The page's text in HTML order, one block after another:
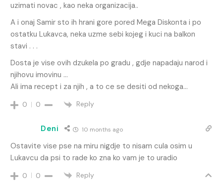
uzimati novac , kao neka organizacija..
A i onaj Samir sto ih hrani gore pored Mega Diskonta i po
ostatku Lukavca, neka uzme sebi kojeg i kuci na balkon
stavi . . .
Dosta je vise ovih dzukela po gradu , gdje napadaju narod i
njihovu imovinu …
Ali ima recept i za njih , a to ce se desiti od nekoga…
0 0 Reply
Deni 10 months ago
Ostavite vise pse na miru nigdje to nisam cula osim u
Lukavcu da psi to rade ko zna ko vam je to uradio
0 0 Reply